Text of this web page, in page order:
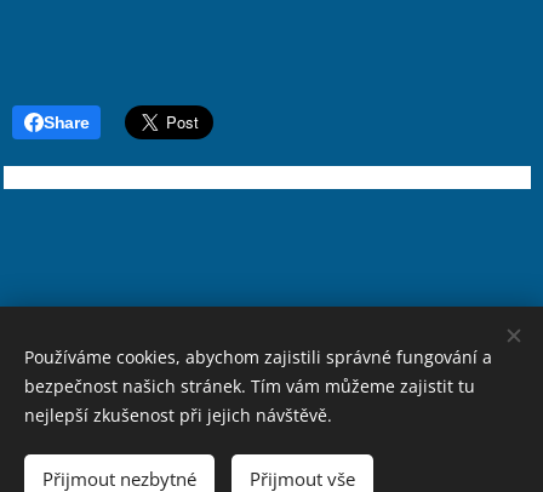
Share
© 2012-2024 Rincon Property. San Juan 39, Cala del Moral
Vytvořeno službouWebnode
Používáme cookies, abychom zajistili správné fungování a
bezpečnost našich stránek. Tím vám můžeme zajistit tu
nejlepší zkušenost při jejich návštěvě.
Přijmout nezbytné Přijmout vše